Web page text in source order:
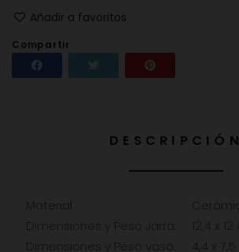
Añadir a favoritos
Compartir
Compartir Tuitear
DESCRIPCIÓN